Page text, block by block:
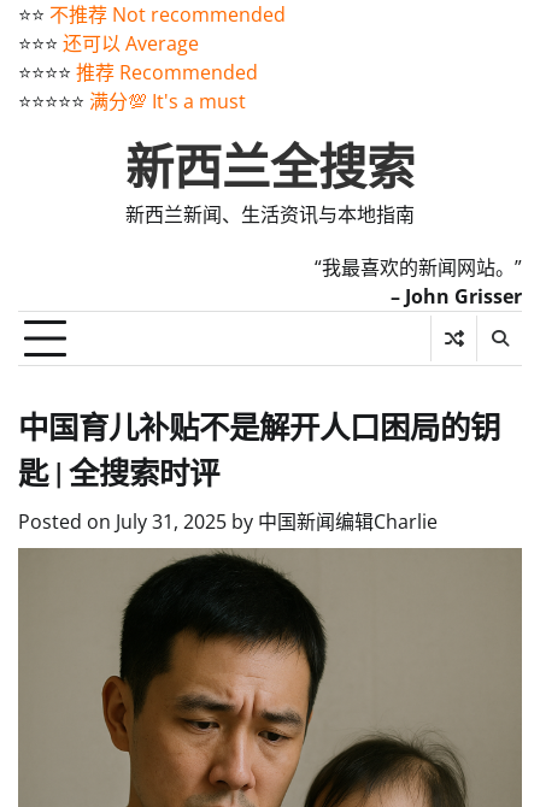
⭐️⭐️ 不推荐 Not recommended
⭐️⭐️⭐️ 还可以 Average
⭐️⭐️⭐️⭐️ 推荐 Recommended
⭐️⭐️⭐️⭐️⭐️ 满分💯 It's a must
新西兰全搜索
新西兰新闻、生活资讯与本地指南
“我最喜欢的新闻网站。”
– John Grisser
中国育儿补贴不是解开人口困局的钥
匙 | 全搜索时评
Posted on July 31, 2025 by 中国新闻编辑Charlie